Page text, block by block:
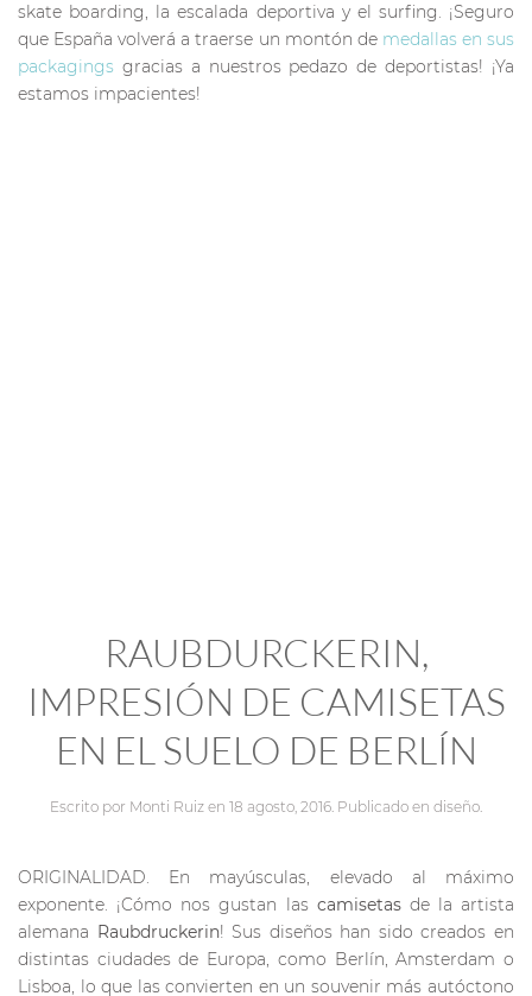
skate boarding, la escalada deportiva y el surfing. ¡Seguro
que España volverá a traerse un montón de medallas en sus
packagings gracias a nuestros pedazo de deportistas! ¡Ya
estamos impacientes!
RAUBDURCKERIN,
IMPRESIÓN DE CAMISETAS
EN EL SUELO DE BERLÍN
Escrito por Monti Ruiz en 18 agosto, 2016 . Publicado en diseño
ORIGINALIDAD. En mayúsculas, elevado al máximo
exponente. ¡Cómo nos gustan las camisetasde la artista
alemana Raubdruckerin! Sus diseños han sido creados en
distintas ciudades de Europa, como Berlín, Amsterdam o
Lisboa, lo que las convierten en un souvenir más autóctono